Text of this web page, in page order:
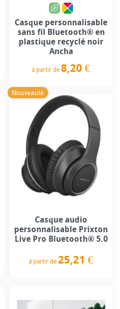
Casque personnalisable
sans fil Bluetooth® en
plastique recyclé noir
Ancha
à partir de 8,20 €
Nouveauté
Casque audio
personnalisable Prixton
Live Pro Bluetooth® 5.0
à partir de 25,21 €